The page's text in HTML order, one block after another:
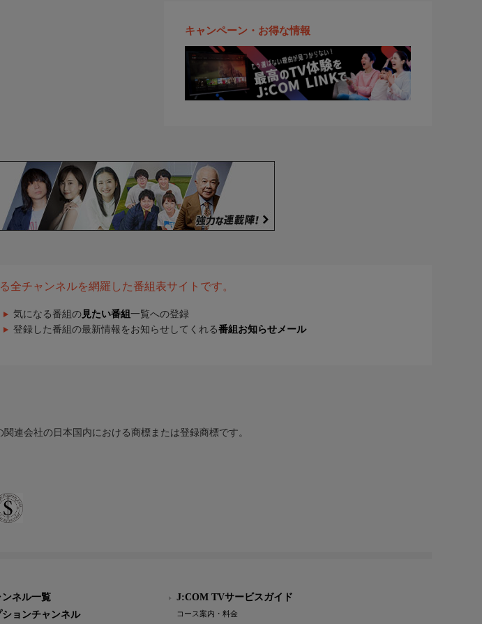
キャンペーン・お得な情報
全チャンネルを網羅した番組表サイトです。
気になる番組の 見たい番組 一覧への登録
登録した番組の最新情報をお知らせしてくれる番組お知らせメール
連会社の日本国内における商標または登録商標です。
ンネル一覧
ションチャンネル
J:COM TVサービスガイド
コース案内・料金